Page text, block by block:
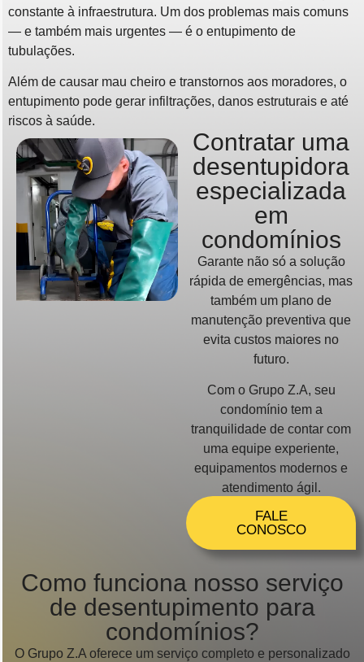
constante à infraestrutura. Um dos problemas mais comuns
— e também mais urgentes — é o entupimento de
tubulações.
Além de causar mau cheiro e transtornos aos moradores, o
entupimento pode gerar infiltrações, danos estruturais e até
riscos à saúde.
Contratar uma
desentupidora
especializada
em
condomínios
Garante não só a solução
rápida de emergências, mas
também um plano de
manutenção preventiva que
evita custos maiores no
futuro.
Com o Grupo Z.A, seu
condomínio tem a
tranquilidade de contar com
uma equipe experiente,
equipamentos modernos e
atendimento ágil.
FALE
CONOSCO
Como funciona nosso serviço
de desentupimento para
condomínios?
O Grupo Z.A oferece um serviço completo e personalizado